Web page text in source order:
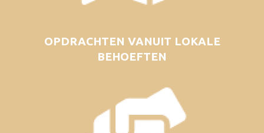
OPDRACHTEN VANUIT LOKALE
BEHOEFTEN